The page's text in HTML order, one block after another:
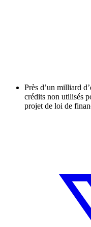
Près d’un milliard
crédits non utilisés
projet de loi de